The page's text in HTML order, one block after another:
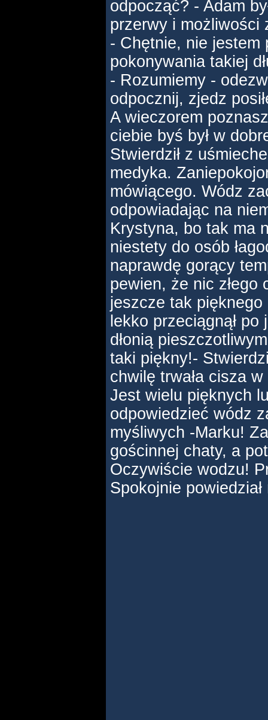
odpocząć? - Adam
przerwy i możliwości
- Chętnie, nie jestem
pokonywania takiej
- Rozumiemy -
odpocznij, zjedz
A wieczorem
ciebie byś był w
Stwierdził z
medyka.
mówiącego. Wódz
odpowiadając na
Krystyna, bo tak ma
niestety do osób
naprawdę gorący
pewien, że nic złego
jeszcze tak
lekko przeciągnął
dłonią
taki piękny!-
chwilę trwała cisza
Jest wielu pięknych
odpowiedzieć wódz
myśliwych -Marku!
gościnnej chaty, a
Oczywiście wodzu!
Spokojnie